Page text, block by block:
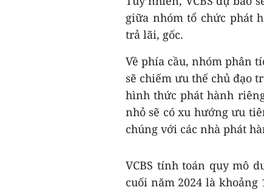
giữa nhóm tổ chức phát
trả lãi, gốc.
Về phía cầu, nhóm phân
sẽ chiếm ưu thế chủ đạo
hình thức phát hành
nhỏ sẽ có xu hướng ưu
chúng với các nhà phát
VCBS tính toán quy mô
cuối năm 2024 là